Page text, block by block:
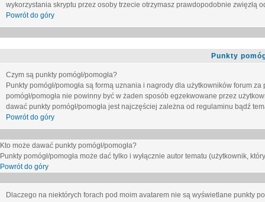
wykorzystania skryptu przez osoby trzecie otrzymasz prawdopodobnie zwięzłą
Powrót do góry
Punkty
Czym są punkty pomógł/pomogła?
Punkty pomógł/pomogła są formą uznania i nagrody dla użytkowników forum
pomógł/pomogła nie powinny być w żaden sposób egzekwowane przez
dawać punkty pomógł/pomogła jest najczęściej zależna od regulaminu bądź
Powrót do góry
Kto może dawać punkty pomógł/pomogła?
Punkty pomógł/pomogła może dać tylko i wyłącznie autor tematu (użytkownik,
Powrót do góry
Dlaczego na niektórych forach pod moim avatarem nie są wyświetlane punkty